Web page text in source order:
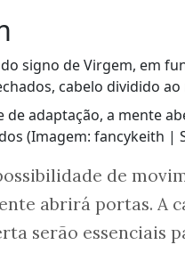
de adaptação, a mente
(Imagem: fancykeith |
de
abrirá portas. A
serão essenciais